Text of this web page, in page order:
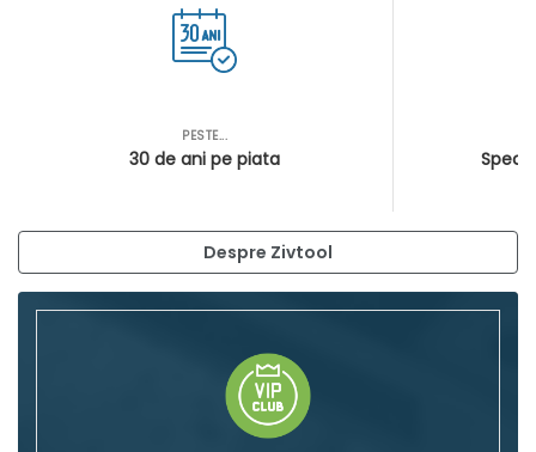
PESTE...
30 de ani pe piata
Despre Zivtool